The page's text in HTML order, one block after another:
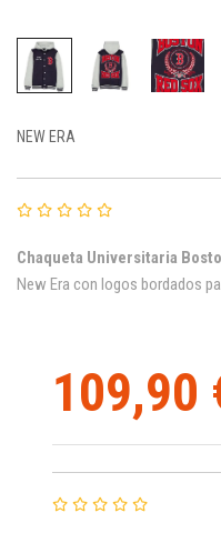
NEW ERA
Chaqueta Universitaria
New Era con logos bordados
109,90